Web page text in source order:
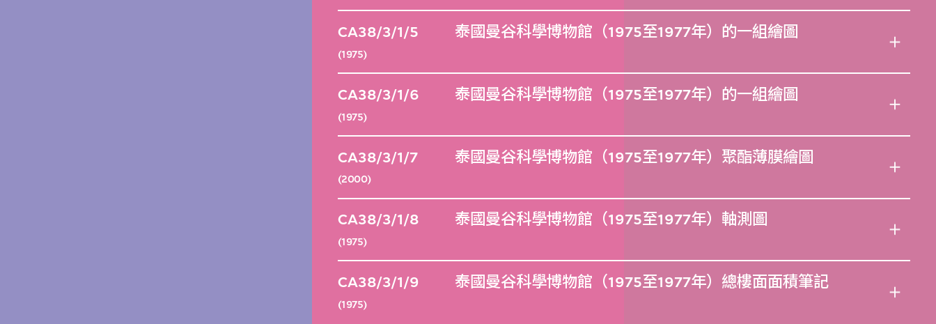
CA38/3/1/5
(1975)
泰國曼谷科學博物館（1975至1977年）的一組繪圖
CA38/3/1/6
(1975)
泰國曼谷科學博物館（1975至1977年）的一組繪圖
CA38/3/1/7
(2000)
泰國曼谷科學博物館（1975至1977年）聚酯薄膜繪圖
CA38/3/1/8
(1975)
泰國曼谷科學博物館（1975至1977年）軸測圖
CA38/3/1/9
(1975)
泰國曼谷科學博物館（1975至1977年）總樓面面積筆記